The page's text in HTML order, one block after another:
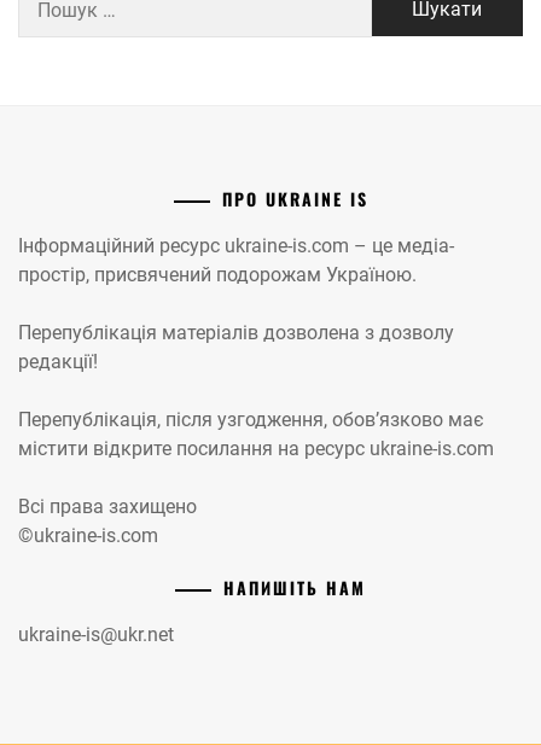
ПРО UKRAINE IS
Інформаційний ресурс ukraine-is.com – це медіа-
простір, присвячений подорожам Україною.
Перепублікація матеріалів дозволена з дозволу
редакції!
Перепублікація, після узгодження, обов’язково має
містити відкрите посилання на ресурс ukraine-is.com
Всі права захищено
©ukraine-is.com
НАПИШІТЬ НАМ
ukraine-is@ukr.net